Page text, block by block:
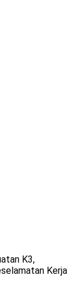
K3,
Kerja